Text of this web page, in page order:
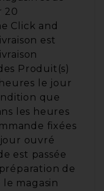
20
Click and
est
Produit(s)
le jour
que
les heures
fixées
ouvré
est passée
de
magasin